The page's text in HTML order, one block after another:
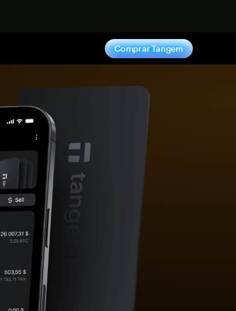
Comprar Tangem